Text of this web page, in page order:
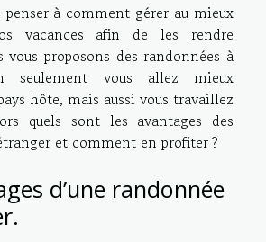
à comment gérer au mieux
vacances afin de les rendre
vous proposons des randonnées à
seulement vous allez mieux
hôte, mais aussi vous travaillez
quels sont les avantages des
et comment en profiter ?
d’une randonnée